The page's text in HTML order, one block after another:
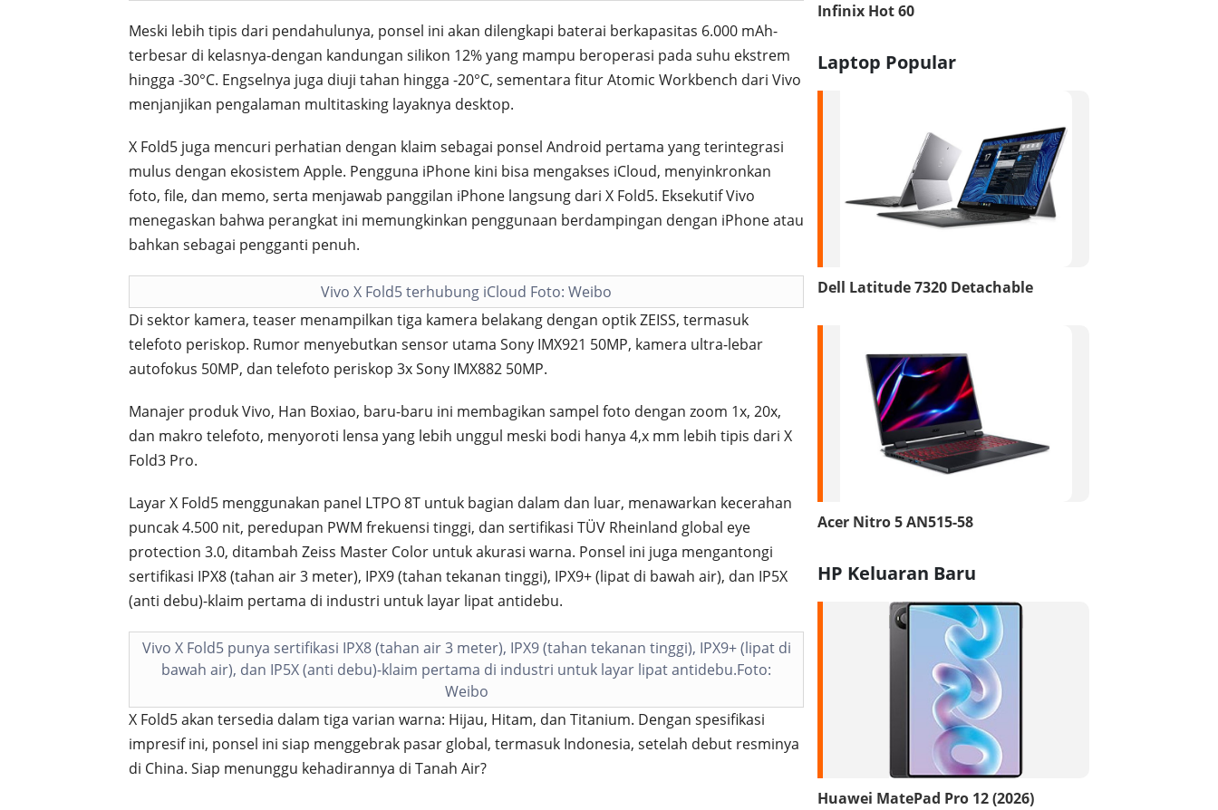
Meski lebih tipis dari pendahulunya, ponsel ini akan dilengkapi baterai berkapasitas 6.000 mAh-
terbesar di kelasnya-dengan kandungan silikon 12% yang mampu beroperasi pada suhu ekstrem
hingga -30°C. Engselnya juga diuji tahan hingga -20°C, sementara fitur Atomic Workbench dari Vivo
menjanjikan pengalaman multitasking layaknya desktop.
X Fold5 juga mencuri perhatian dengan klaim sebagai ponsel Android pertama yang terintegrasi
mulus dengan ekosistem Apple. Pengguna iPhone kini bisa mengakses iCloud, menyinkronkan
foto, file, dan memo, serta menjawab panggilan iPhone langsung dari X Fold5. Eksekutif Vivo
menegaskan bahwa perangkat ini memungkinkan penggunaan berdampingan dengan iPhone atau
bahkan sebagai pengganti penuh.
Vivo X Fold5 terhubung iCloud Foto: Weibo
Di sektor kamera, teaser menampilkan tiga kamera belakang dengan optik ZEISS, termasuk
telefoto periskop. Rumor menyebutkan sensor utama Sony IMX921 50MP, kamera ultra-lebar
autofokus 50MP, dan telefoto periskop 3x Sony IMX882 50MP.
Manajer produk Vivo, Han Boxiao, baru-baru ini membagikan sampel foto dengan zoom 1x, 20x,
dan makro telefoto, menyoroti lensa yang lebih unggul meski bodi hanya 4,x mm lebih tipis dari X
Fold3 Pro.
Layar X Fold5 menggunakan panel LTPO 8T untuk bagian dalam dan luar, menawarkan kecerahan
puncak 4.500 nit, peredupan PWM frekuensi tinggi, dan sertifikasi TÜV Rheinland global eye
protection 3.0, ditambah Zeiss Master Color untuk akurasi warna. Ponsel ini juga mengantongi
sertifikasi IPX8 (tahan air 3 meter), IPX9 (tahan tekanan tinggi), IPX9+ (lipat di bawah air), dan IP5X
(anti debu)-klaim pertama di industri untuk layar lipat antidebu.
Vivo X Fold5 punya sertifikasi IPX8 (tahan air 3 meter), IPX9 (tahan tekanan tinggi), IPX9+ (lipat di
bawah air), dan IP5X (anti debu)-klaim pertama di industri untuk layar lipat antidebu.Foto:
Weibo
X Fold5 akan tersedia dalam tiga varian warna: Hijau, Hitam, dan Titanium. Dengan spesifikasi
impresif ini, ponsel ini siap menggebrak pasar global, termasuk Indonesia, setelah debut resminya
di China. Siap menunggu kehadirannya di Tanah Air?
Infinix Hot 60
Laptop Popular
Dell Latitude 7320 Detachable
Acer Nitro 5 AN515-58
HP Keluaran Baru
Huawei MatePad Pro 12 (2026)